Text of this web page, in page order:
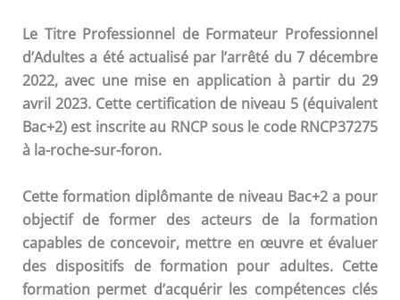
Le Titre Professionnel de Formateur Professionnel
d’Adultes a été actualisé par l’arrêté du 7 décembre
2022, avec une mise en application à partir du 29
avril 2023. Cette certification de niveau 5 (équivalent
Bac+2) est inscrite au RNCP sous le code RNCP37275
à la-roche-sur-foron.
Cette formation diplômante de niveau Bac+2 a pour
objectif de former des acteurs de la formation
capables de concevoir, mettre en œuvre et évaluer
des dispositifs de formation pour adultes. Cette
formation permet d’acquérir les compétences clés